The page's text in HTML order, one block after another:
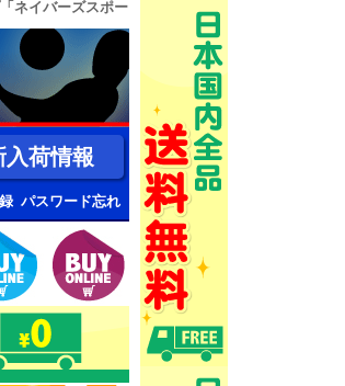
ネイバーズスポー
入荷情報
パスワード忘れ